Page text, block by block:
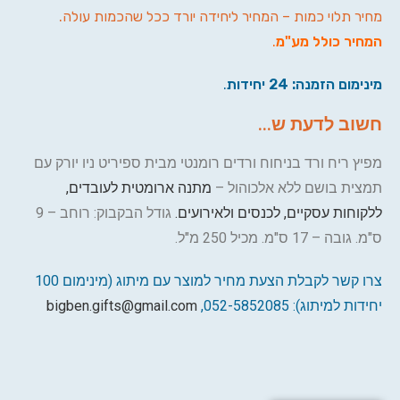
מחיר תלוי כמות – המחיר ליחידה יורד ככל שהכמות עולה.
המחיר כולל מע"מ.
מינימום הזמנה: 24 יחידות .
חשוב לדעת ש...
מפיץ ריח ורד בניחוח ורדים רומנטי מבית ספיריט ניו יורק עם
תמצית בושם ללא אלכוהול – מתנה ארומטית לעובדים,
ללקוחות עסקיים, לכנסים ולאירועים.
גודל הבקבוק: רוחב – 9
ס"מ. גובה – 17 ס"מ. מכיל 250 מ"ל.
צרו קשר לקבלת הצעת מחיר למוצר עם מיתוג (מינימום 100
יחידות למיתוג): 052-5852085,
bigben.gifts@gmail.com